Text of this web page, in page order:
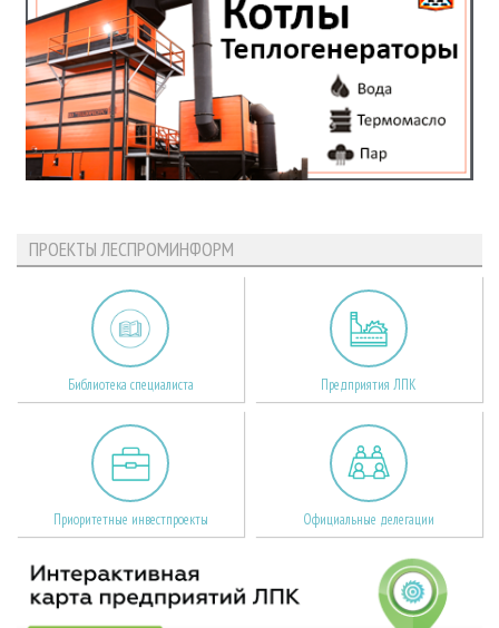
ПРОЕКТЫ ЛЕСПРОМИНФОРМ
Библиотека специалиста Предприятия ЛПК
Приоритетные инвестпроекты Официальные делегации